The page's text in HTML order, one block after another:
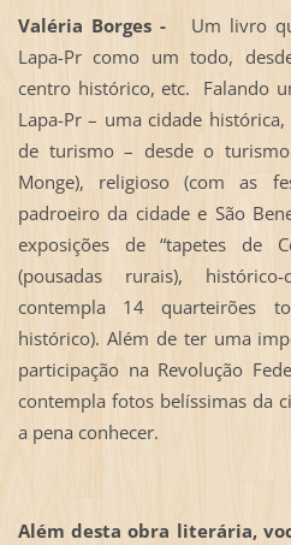
Valéria Borges - Um livro
Lapa-Pr como um todo,
centro histórico, etc. Falando
Lapa-Pr – uma cidade
de turismo – desde o
Monge), religioso (com as
padroeiro da cidade e São
exposições de “tapetes de
(pousadas rurais),
contempla 14 quarteirões
histórico). Além de ter uma
participação na Revolução
contempla fotos belíssimas da
a pena conhecer.
Além desta obra literária,